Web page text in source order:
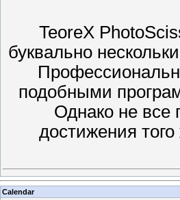
TeoreX
буквально
подобными
Однако не все
достижения
Calendar